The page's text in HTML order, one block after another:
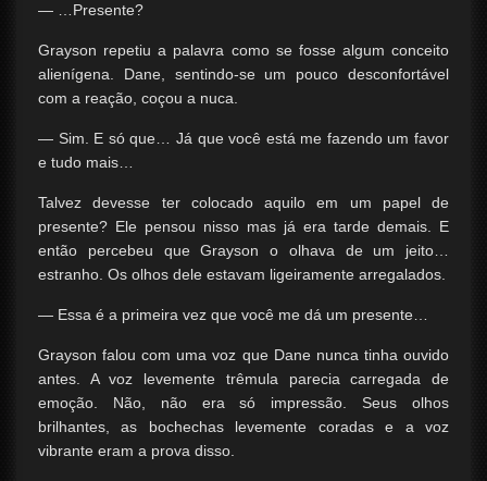
— …Presente?
Grayson repetiu a palavra como se fosse algum conceito
alienígena. Dane, sentindo-se um pouco desconfortável
com a reação, coçou a nuca.
— Sim. E só que… Já que você está me fazendo um favor
e tudo mais…
Talvez devesse ter colocado aquilo em um papel de
presente? Ele pensou nisso mas já era tarde demais. E
então percebeu que Grayson o olhava de um jeito…
estranho. Os olhos dele estavam ligeiramente arregalados.
— Essa é a primeira vez que você me dá um presente…
Grayson falou com uma voz que Dane nunca tinha ouvido
antes. A voz levemente trêmula parecia carregada de
emoção. Não, não era só impressão. Seus olhos
brilhantes, as bochechas levemente coradas e a voz
vibrante eram a prova disso.